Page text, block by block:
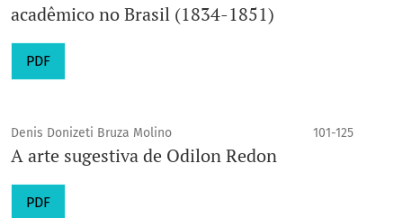
acadêmico no Brasil (1834-1851)
PDF
Denis Donizeti Bruza Molino 101-125
A arte sugestiva de Odilon Redon
PDF